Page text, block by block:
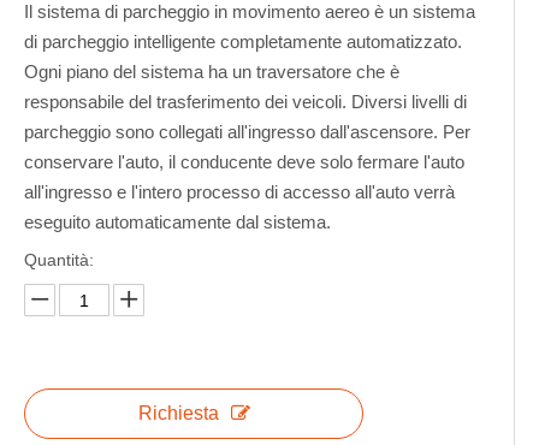
Il sistema di parcheggio in movimento aereo è un sistema
di parcheggio intelligente completamente automatizzato.
Ogni piano del sistema ha un traversatore che è
responsabile del trasferimento dei veicoli. Diversi livelli di
parcheggio sono collegati all'ingresso dall'ascensore. Per
conservare l'auto, il conducente deve solo fermare l'auto
all'ingresso e l'intero processo di accesso all'auto verrà
eseguito automaticamente dal sistema.
Quantità:
Richiesta